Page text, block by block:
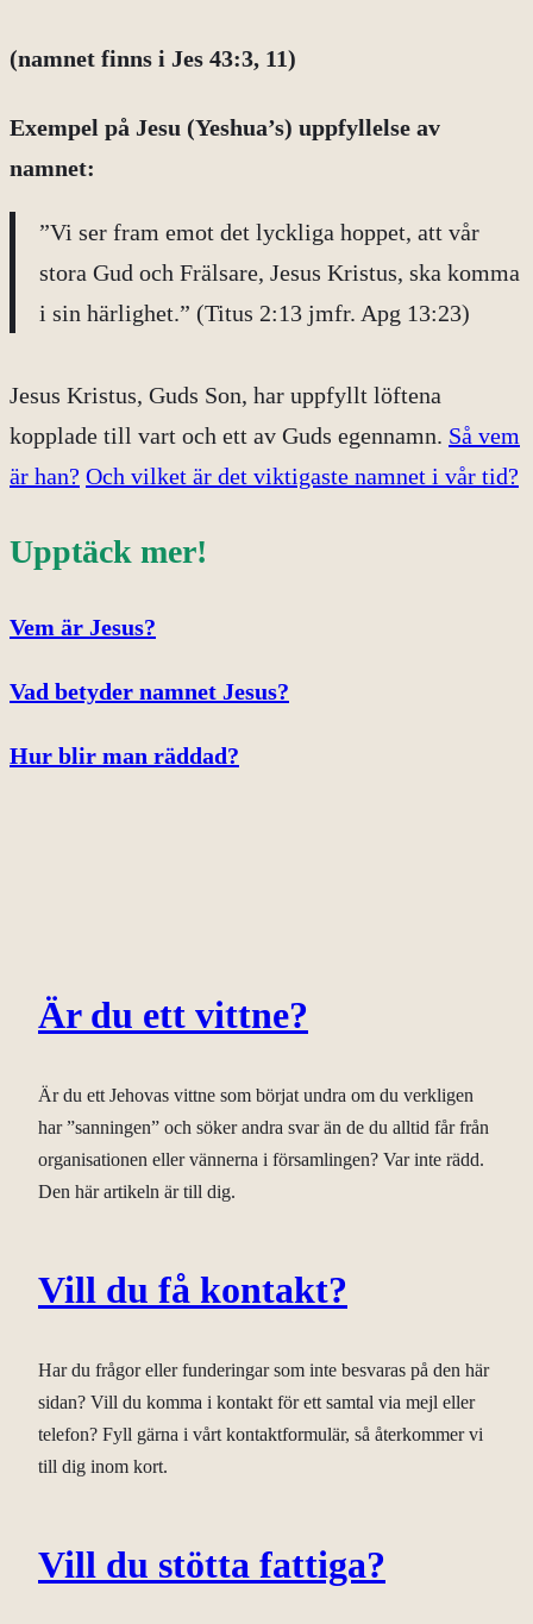
(namnet finns i Jes 43:3, 11)
Exempel på Jesu (Yeshua’s) uppfyllelse av
namnet:
”Vi ser fram emot det lyckliga hoppet, att vår
stora Gud och Frälsare, Jesus Kristus, ska komma
i sin härlighet.” (Titus 2:13 jmfr. Apg 13:23)
Jesus Kristus, Guds Son, har uppfyllt löftena
kopplade till vart och ett av Guds egennamn. Så vem
är han? Och vilket är det viktigaste namnet i vår tid?
Upptäck mer!
Vem är Jesus?
Vad betyder namnet Jesus?
Hur blir man räddad?
Är du ett vittne?
Är du ett Jehovas vittne som börjat undra om du verkligen
har ”sanningen” och söker andra svar än de du alltid får från
organisationen eller vännerna i församlingen? Var inte rädd.
Den här artikeln är till dig.
Vill du få kontakt?
Har du frågor eller funderingar som inte besvaras på den här
sidan? Vill du komma i kontakt för ett samtal via mejl eller
telefon? Fyll gärna i vårt kontaktformulär, så återkommer vi
till dig inom kort.
Vill du stötta fattiga?